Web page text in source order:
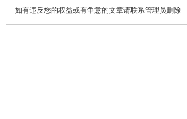
如有违反您的权益或有争意的文章请联系管理员删除